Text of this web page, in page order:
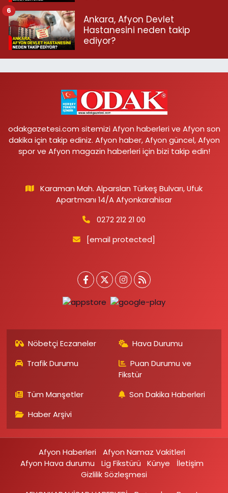
Ankara, Afyon Devlet
Hastanesini neden takip
ediyor?
6
odakgazetesi.com sitemizi Afyon haberleri ve Afyon son
dakika için takip ediniz. Afyon haber, Afyon güncel, Afyon
spor ve Afyon magazin haberleri için bizi takip edin!
Karaman Mah. Alparslan Türkeş Bulvarı, Ufuk
Apartmanı 14/A Afyonkarahisar
0272 212 21 00
[email protected]
Nöbetçi Eczaneler
Hava Durumu
Trafik Durumu
Puan Durumu ve
Fikstür
Tüm Manşetler
Son Dakika Haberleri
Haber Arşivi
Afyon Haberleri
Afyon Namaz Vakitleri
Afyon Hava durumu
Lig Fikstürü Künye
İletişim
Gizlilik Sözleşmesi